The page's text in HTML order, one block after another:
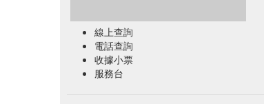
線上查詢
電話查詢
收據小票
服務台